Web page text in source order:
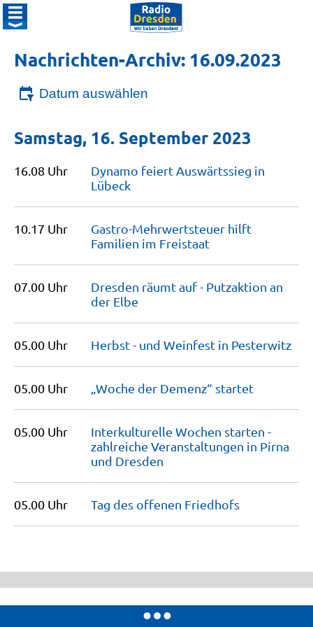
Nachrichten-Archiv: 16.09.2023
Datum auswählen
Samstag, 16. September 2023
16.08 Uhr
Dynamo feiert Auswärtssieg in
Lübeck
10.17 Uhr
Gastro-Mehrwertsteuer hilft
Familien im Freistaat
07.00 Uhr
Dresden räumt auf - Putzaktion an
der Elbe
05.00 Uhr Herbst - und Weinfest in Pesterwitz
05.00 Uhr „Woche der Demenz“ startet
05.00 Uhr
Interkulturelle Wochen starten -
zahlreiche Veranstaltungen in Pirna
und Dresden
05.00 Uhr Tag des offenen Friedhofs